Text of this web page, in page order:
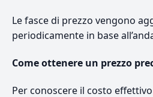
Le fasce di prezzo vengono
periodicamente in base
Come ottenere un prezzo
Per conoscere il costo